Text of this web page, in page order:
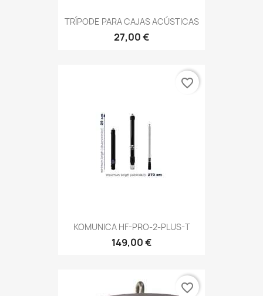
TRÍPODE PARA CAJAS ACÚSTICAS
27,00 €
KOMUNICA HF-PRO-2-PLUS-T
149,00 €
favorite_border
favorite_border